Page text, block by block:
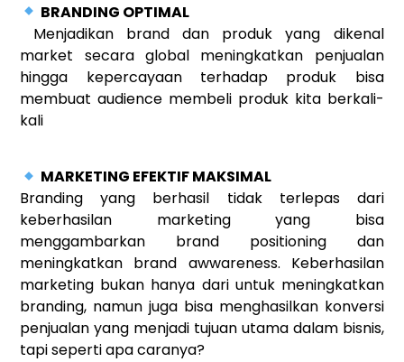
BRANDING OPTIMAL
Menjadikan brand dan produk yang dikenal
market secara global meningkatkan penjualan
hingga kepercayaan terhadap produk bisa
membuat audience membeli produk kita berkali-
kali
MARKETING EFEKTIF MAKSIMAL
Branding yang berhasil tidak terlepas dari
keberhasilan marketing yang bisa
menggambarkan brand positioning dan
meningkatkan brand awwareness. Keberhasilan
marketing bukan hanya dari untuk meningkatkan
branding, namun juga bisa menghasilkan konversi
penjualan yang menjadi tujuan utama dalam bisnis,
tapi seperti apa caranya?